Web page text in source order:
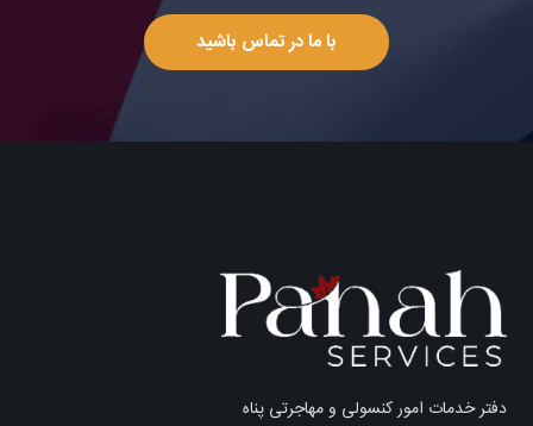
با ما در تماس باشید
دفتر خدمات امور کنسولی و مهاجرتی پناه